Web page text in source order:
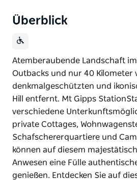
Überblick
Atemberaubende Landschaft
Outbacks und nur 40 Kilometer
denkmalgeschützten und
Hill entfernt. Mt Gipps
verschiedene
private Cottages,
Schafschererquartiere und
können auf diesem
Anwesen eine Fülle
genießen. Entdecken Sie auf